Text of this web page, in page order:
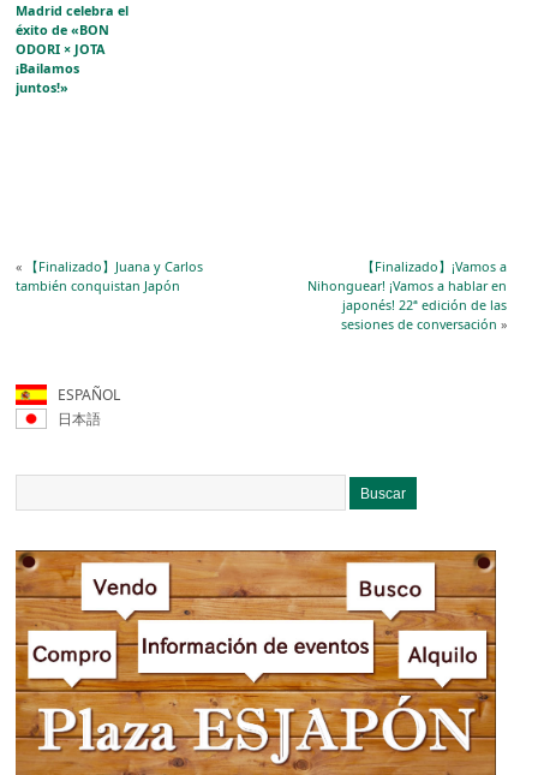
Madrid celebra el
éxito de «BON
ODORI × JOTA
¡Bailamos
juntos!»
« 【Finalizado】Juana y Carlos
también conquistan Japón
【Finalizado】¡Vamos a
Nihonguear! ¡Vamos a hablar en
japonés! 22ª edición de las
sesiones de conversación »
ESPAÑOL
日本語